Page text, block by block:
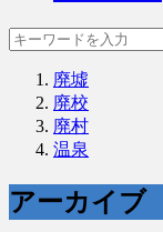
廃墟
廃校
廃村
温泉
アーカイブ